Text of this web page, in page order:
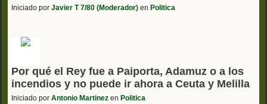
Iniciado por Javier T 7/80 (Moderador) en Politica
Por qué el Rey fue a Paiporta, Adamuz o a los
incendios y no puede ir ahora a Ceuta y Melilla
Iniciado por Antonio Martinez en Politica